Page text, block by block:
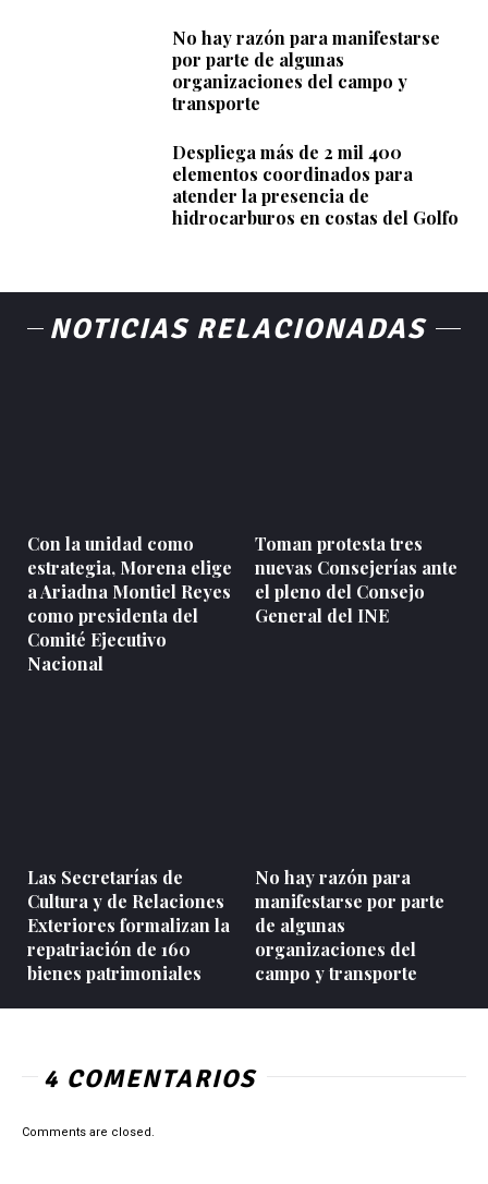
No hay razón para manifestarse
por parte de algunas
organizaciones del campo y
transporte
Despliega más de 2 mil 400
elementos coordinados para
atender la presencia de
hidrocarburos en costas del Golfo
NOTICIAS RELACIONADAS
Con la unidad como
estrategia, Morena elige
a Ariadna Montiel Reyes
como presidenta del
Comité Ejecutivo
Nacional
Toman protesta tres
nuevas Consejerías ante
el pleno del Consejo
General del INE
Las Secretarías de
Cultura y de Relaciones
Exteriores formalizan la
repatriación de 160
bienes patrimoniales
No hay razón para
manifestarse por parte
de algunas
organizaciones del
campo y transporte
4 COMENTARIOS
Comments are closed.